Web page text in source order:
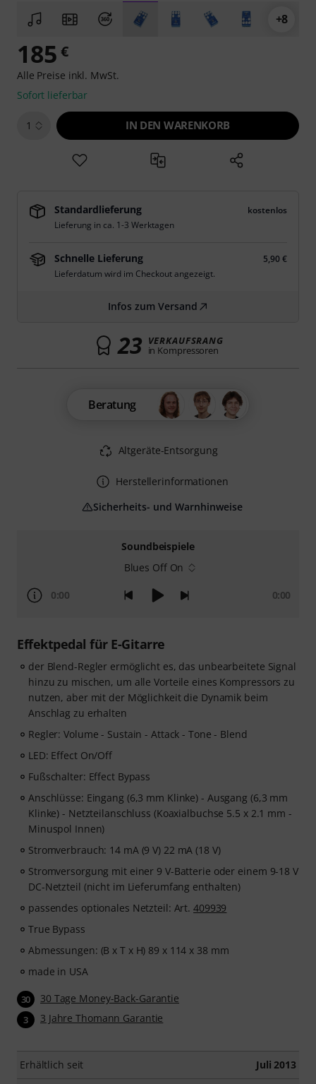
+8
Soundbeispiele
Blues Off On
0:00 0:00
Effektpedal für E-Gitarre
der Blend-Regler ermöglicht es, das unbearbeitete Signal
hinzu zu mischen, um alle Vorteile eines Kompressors zu
nutzen, aber mit der Möglichkeit die Dynamik beim
Anschlag zu erhalten
Regler: Volume - Sustain - Attack - Tone - Blend
LED: Effect On/Off
Fußschalter: Effect Bypass
Anschlüsse: Eingang (6,3 mm Klinke) - Ausgang (6,3 mm
Klinke) - Netzteilanschluss (Koaxialbuchse 5.5 x 2.1 mm -
Minuspol Innen)
Stromverbrauch: 14 mA (9 V) 22 mA (18 V)
Stromversorgung mit einer 9 V-Batterie oder einem 9-18 V
DC-Netzteil (nicht im Lieferumfang enthalten)
passendes optionales Netzteil: Art.409939
True Bypass
Abmessungen: (B x T x H) 89 x 114 x 38 mm
made in USA
30 30 Tage Money-Back-Garantie
3 3 Jahre Thomann Garantie
Erhältlich seit Juli 2013
185 €
Alle Preise inkl. MwSt.
Sofort lieferbar
1 IN DEN WARENKORB
Standardlieferung
kostenlos
Lieferung in ca. 1-3 Werktagen
Schnelle Lieferung
5,90 €
Lieferdatum wird im Checkout angezeigt.
Infos zum Versand
23 VERKAUFSRANG
in Kompressoren
Beratung
Altgeräte-Entsorgung
Herstellerinformationen
Sicherheits- und Warnhinweise